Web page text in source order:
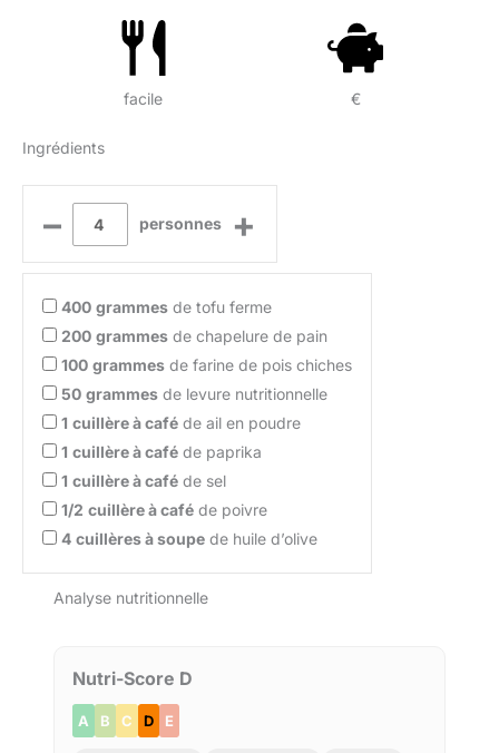
facile €
Ingrédients
– personnes +
400 grammes de tofu ferme
200 grammes de chapelure de pain
100 grammes de farine de pois chiches
50 grammes de levure nutritionnelle
1 cuillère à café de ail en poudre
1 cuillère à café de paprika
1 cuillère à café de sel
1/2 cuillère à café de poivre
4 cuillères à soupe de huile d’olive
Analyse nutritionnelle
Nutri-Score D
A B C D E